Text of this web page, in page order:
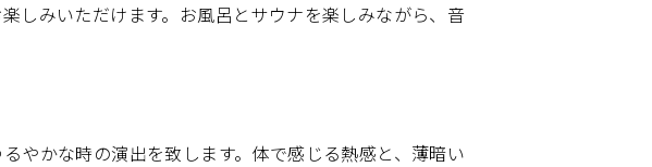
しみいただけます。お風呂とサウナを楽しみながら、音
やかな時の演出を致します。体で感じる熱感と、薄暗い